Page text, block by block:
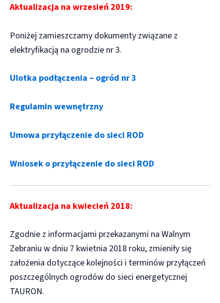
Aktualizacja na wrzesień 2019:
Poniżej zamieszczamy dokumenty związane z
elektryfikacją na ogrodzie nr 3.
Ulotka podłączenia – ogród nr 3
Regulamin wewnętrzny
Umowa przyłączenie do sieci ROD
Wniosek o przyłączenie do sieci ROD
Aktualizacja na kwiecień 2018:
Zgodnie z informacjami przekazanymi na Walnym
Zebraniu w dniu 7 kwietnia 2018 roku, zmieniły się
założenia dotyczące kolejności i terminów przyłączeń
poszczególnych ogrodów do sieci energetycznej
TAURON.